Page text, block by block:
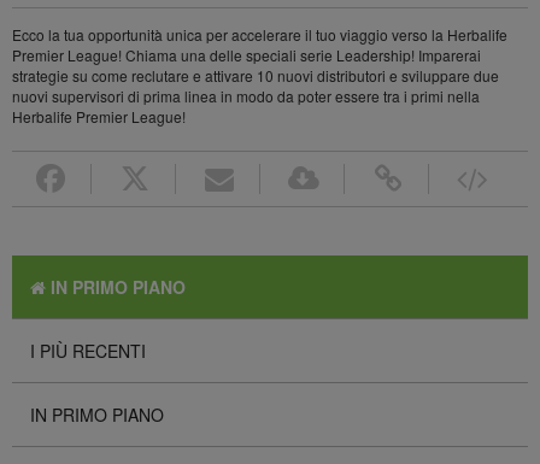
Ecco la tua opportunità unica per accelerare il tuo viaggio verso la Herbalife
Premier League! Chiama una delle speciali serie Leadership! Imparerai
strategie su come reclutare e attivare 10 nuovi distributori e sviluppare due
nuovi supervisori di prima linea in modo da poter essere tra i primi nella
Herbalife Premier League!
IN PRIMO PIANO
I PIÙ RECENTI
IN PRIMO PIANO